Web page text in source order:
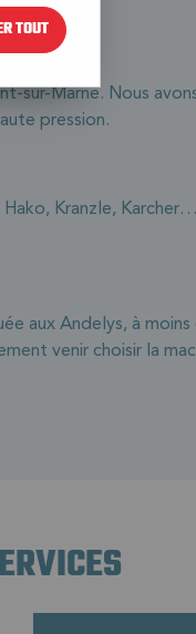
Marne. Nous
pression.
Kranzle,
aux Andelys, à
venir choisir la
TOUT